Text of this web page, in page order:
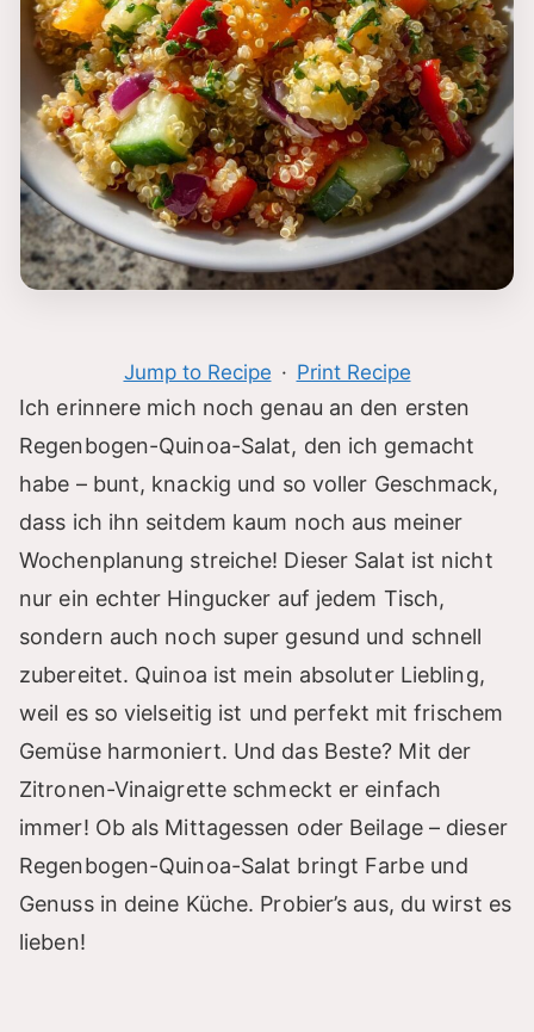
Jump to Recipe · Print Recipe
Ich erinnere mich noch genau an den ersten
Regenbogen-Quinoa-Salat, den ich gemacht
habe – bunt, knackig und so voller Geschmack,
dass ich ihn seitdem kaum noch aus meiner
Wochenplanung streiche! Dieser Salat ist nicht
nur ein echter Hingucker auf jedem Tisch,
sondern auch noch super gesund und schnell
zubereitet. Quinoa ist mein absoluter Liebling,
weil es so vielseitig ist und perfekt mit frischem
Gemüse harmoniert. Und das Beste? Mit der
Zitronen-Vinaigrette schmeckt er einfach
immer! Ob als Mittagessen oder Beilage – dieser
Regenbogen-Quinoa-Salat bringt Farbe und
Genuss in deine Küche. Probier’s aus, du wirst es
lieben!